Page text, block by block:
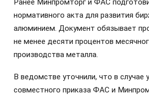
Ранее Минпромторг и ФАС
нормативного акта для развития
алюминием. Документ обязывает
не менее десяти процентов
производства металла.
В ведомстве уточнили, что в случае
совместного приказа ФАС и